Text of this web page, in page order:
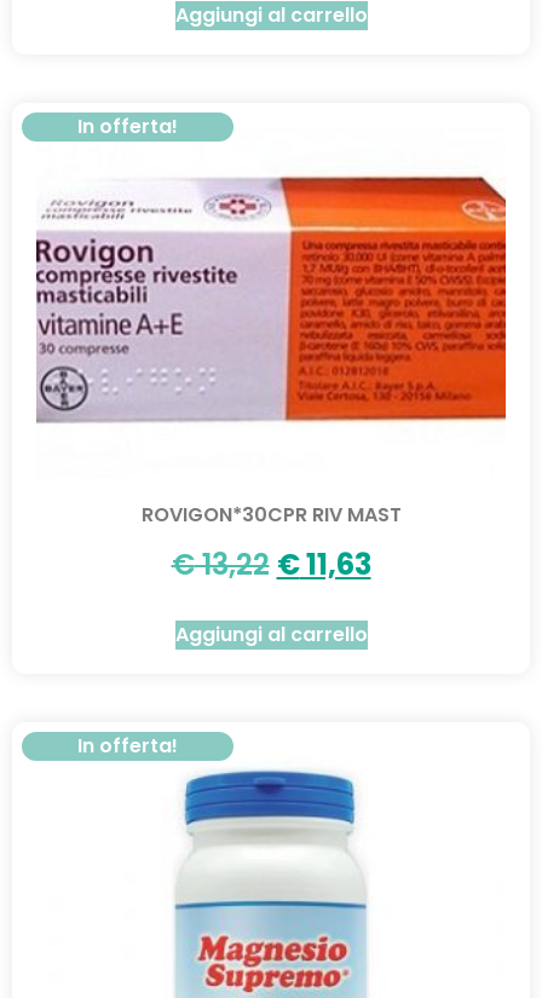
Aggiungi al carrello
In offerta!
ROVIGON*30CPR RIV MAST
€13,22 €11,63
Aggiungi al carrello
In offerta!